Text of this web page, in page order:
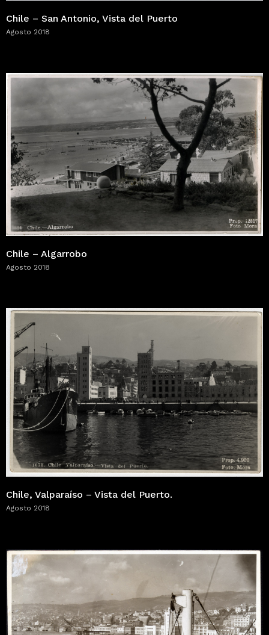
Chile – San Antonio, Vista del Puerto
Agosto 2018
Chile – Algarrobo
Agosto 2018
Chile, Valparaíso – Vista del Puerto.
Agosto 2018